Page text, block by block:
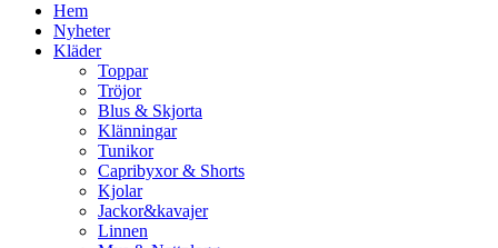
Hem
Nyheter
Kläder
Toppar
Tröjor
Blus & Skjorta
Klänningar
Tunikor
Capribyxor & Shorts
Kjolar
Jackor&kavajer
Linnen